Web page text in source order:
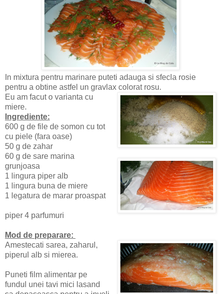
In mixtura pentru marinare puteti adauga si sfecla rosie
pentru a obtine astfel un gravlax colorat rosu.
Eu am facut o varianta cu
miere.
Ingrediente:
600 g de file de somon cu tot
cu piele (fara oase)
50 g de zahar
60 g de sare marina
grunjoasa
1 lingura piper alb
1 lingura buna de miere
1 legatura de marar proaspat
piper 4 parfumuri
Mod de preparare:
Amestecati sarea, zaharul,
piperul alb si mierea.
Puneti film alimentar pe
fundul unei tavi mici lasand